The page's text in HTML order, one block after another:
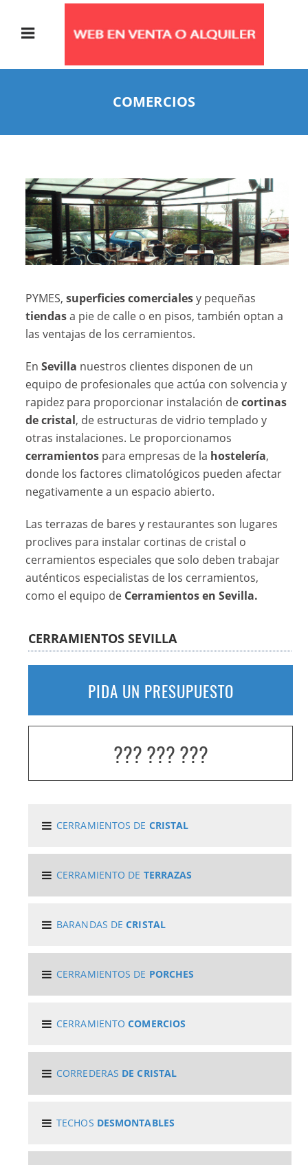
COMERCIOS
PYMES,superficies comercialesy pequeñas
tiendasa pie de calle o en pisos, también optan a
las ventajas de los cerramientos.
EnSevilla nuestros clientes disponen de un
equipo de profesionales que actúa con solvencia y
rapidez para proporcionar instalación decortinas
de cristal, de estructuras de vidrio templado y
otras instalaciones. Le proporcionamos
cerramientos para empresas de la hostelería,
donde los factores climatológicos pueden afectar
negativamente a un espacio abierto.
Las terrazas de bares y restaurantes son lugares
proclives para instalar cortinas de cristal o
cerramientos especiales que solo deben trabajar
auténticos especialistas de los cerramientos,
como el equipo de Cerramientos en Sevilla.
CERRAMIENTOS SEVILLA
PIDA UN PRESUPUESTO
??? ??? ???
CERRAMIENTOS DE CRISTAL
CERRAMIENTO DE TERRAZAS
BARANDAS DECRISTAL
CERRAMIENTOS DE PORCHES
CERRAMIENTOCOMERCIOS
CORREDERAS DE CRISTAL
TECHOS DESMONTABLES